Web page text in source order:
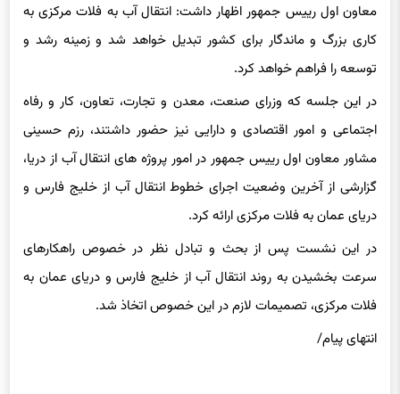
معاون اول رییس جمهور اظهار داشت: انتقال آب به فلات مرکزی به
کاری بزرگ و ماندگار برای کشور تبدیل خواهد شد و زمینه رشد و
توسعه را فراهم خواهد کرد.
در این جلسه که وزرای صنعت، معدن و تجارت، تعاون، کار و رفاه
اجتماعی و امور اقتصادی و دارایی نیز حضور داشتند، رزم حسینی
مشاور معاون اول رییس جمهور در امور پروژه های انتقال آب از دریا،
گزارشی از آخرین وضعیت اجرای خطوط انتقال آب از خلیج فارس و
دریای عمان به فلات مرکزی ارائه کرد.
در این نشست پس از بحث و تبادل نظر در خصوص راهکارهای
سرعت بخشیدن به روند انتقال آب از خلیج فارس و دریای عمان به
فلات مرکزی، تصمیمات لازم در این خصوص اتخاذ شد.
انتهای پیام/